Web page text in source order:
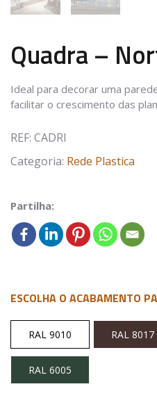
Quadra –
Ideal para decorar uma
facilitar o crescimento das
REF: CADRI
Categoria: Rede Plastica
Partilha:
ESCOLHA O ACABAMENTO
RAL 9010 RAL 8017
RAL 6005